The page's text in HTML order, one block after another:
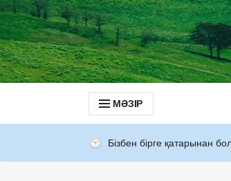
МӘЗІР
Бізбен бірге қатарынан